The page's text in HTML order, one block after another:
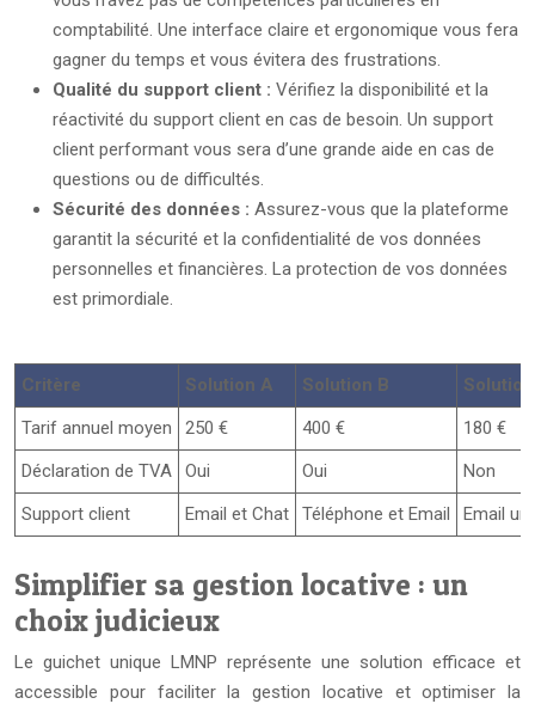
comptabilité. Une interface claire et ergonomique vous fera
gagner du temps et vous évitera des frustrations.
Qualité du support client : Vérifiez la disponibilité et la
réactivité du support client en cas de besoin. Un support
client performant vous sera d’une grande aide en cas de
questions ou de difficultés.
Sécurité des données : Assurez-vous que la plateforme
garantit la sécurité et la confidentialité de vos données
personnelles et financières. La protection de vos données
est primordiale.
Critère Solution A Solution B
Tarif annuel moyen
250 € 400 €
180 €
Déclaration de TVA
Oui Oui
Non
Support client
Email et Chat Téléphone et Email Email
Simplifier sa gestion locative : un
choix judicieux
Le guichet unique LMNP représente une solution efficace et
accessible pour faciliter la gestion locative et optimiser la